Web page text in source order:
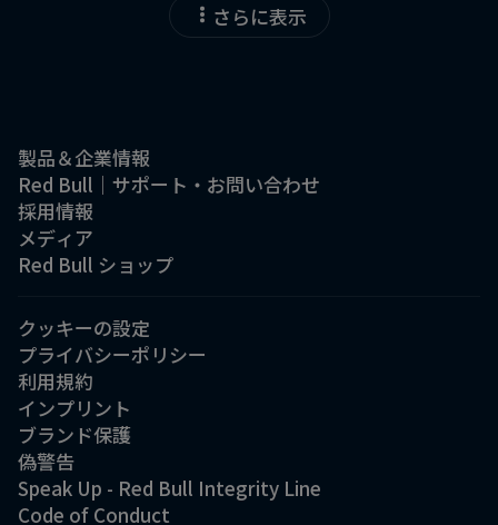
さらに表示